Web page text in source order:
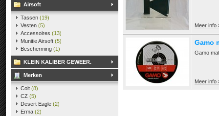
Airsoft
Tassen (19)
Vesten (5)
Accessoires (13)
Munitie Airsoft (5)
Bescherming (1)
KLEIN KALIBER GEWEER.
Merken
Colt (8)
CZ (5)
Desert Eagle (2)
Erma (2)
Meer info
Gamo
Gamo
Meer info